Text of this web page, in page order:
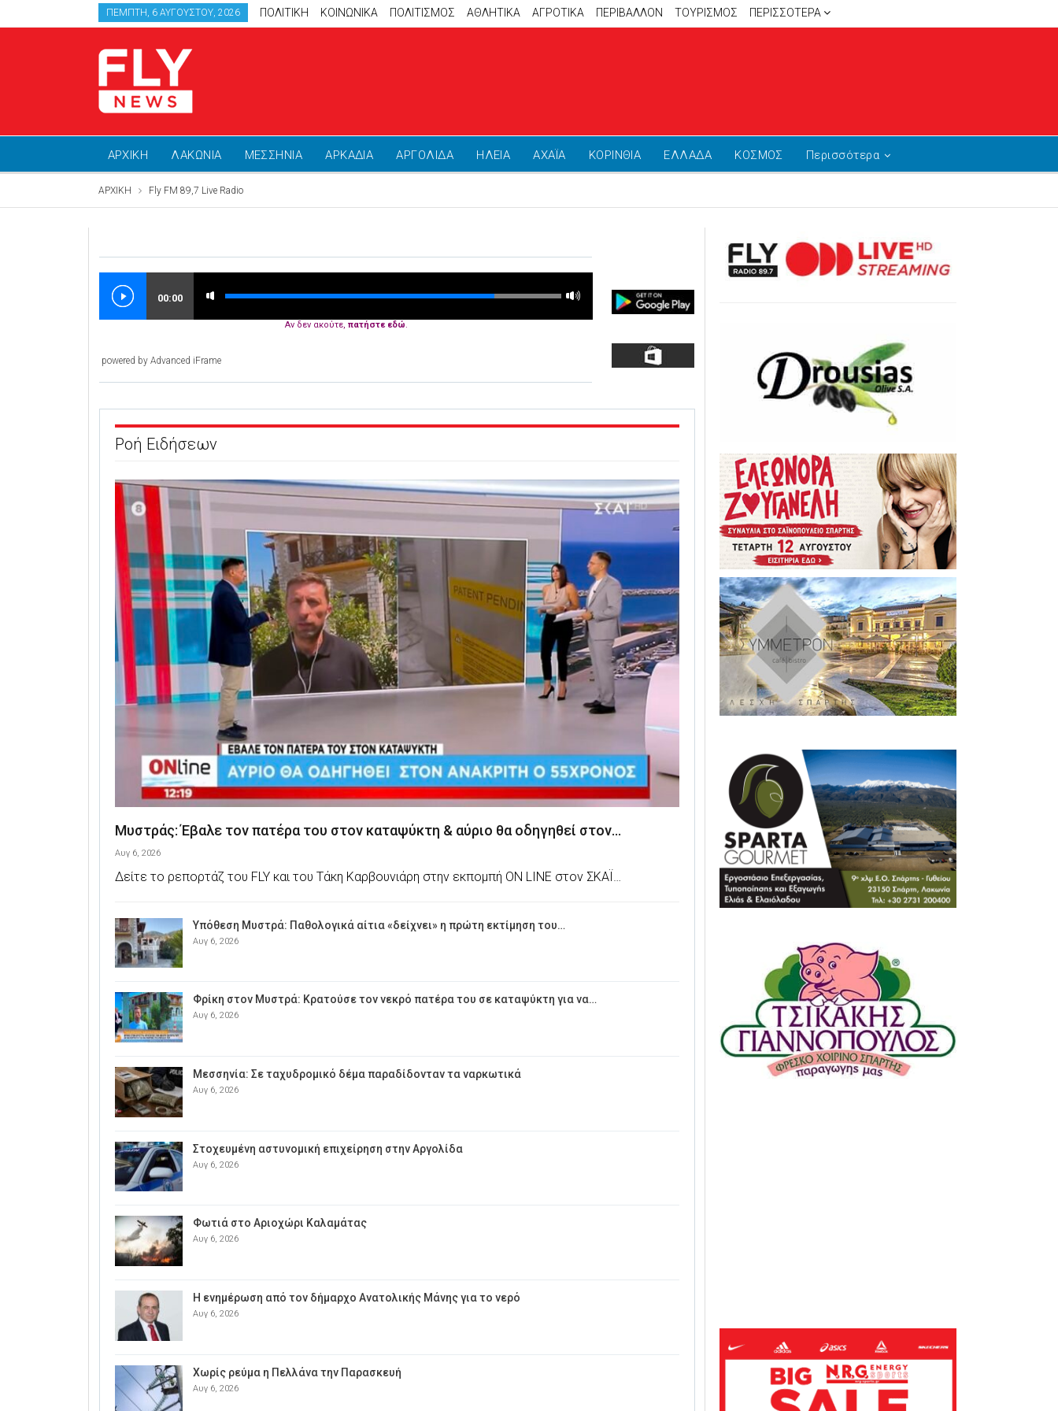
ΠΈΜΠΤΗ, 6 ΑΥΓΟΎΣΤΟΥ, 2026 ΠΟΛΙΤΙΚΗ ΚΟΙΝΩΝΙΚΑ ΠΟΛΙΤΙΣΜΟΣ ΑΘΛΗΤΙΚΆ ΑΓΡΟΤΙΚΑ ΠΕΡΙΒΑΛΛΟΝ ΤΟΥΡΙΣΜΟΣ ΠΕΡΙΣΣΌΤΕΡΑ
ΑΡΧΙΚΗ ΛΑΚΩΝΙΑ ΜΕΣΣΗΝΙΑ ΑΡΚΑΔΙΑ ΑΡΓΟΛΙΔΑ ΗΛΕΙΑ ΑΧΑΪΑ ΚΟΡΙΝΘΙΑ ΕΛΛΑΔΑ ΚΟΣΜΟΣ Περισσότερα
ΑΡΧΙΚΗ Fly FM 89,7 Live Radio
powered by Advanced iFrame
Ροή Ειδήσεων
Μυστράς: Έβαλε τον πατέρα του στον καταψύκτη & αύριο θα οδηγηθεί στον…
Αυγ 6, 2026
Δείτε το ρεπορτάζ του FLY και του Τάκη Καρβουνιάρη στην εκπομπή ON LINE στον ΣΚΑΪ…
Υπόθεση Μυστρά: Παθολογικά αίτια «δείχνει» η πρώτη εκτίμηση του…
Αυγ 6, 2026
Φρίκη στον Μυστρά: Κρατούσε τον νεκρό πατέρα του σε καταψύκτη για να…
Αυγ 6, 2026
Μεσσηνία: Σε ταχυδρομικό δέμα παραδίδονταν τα ναρκωτικά
Αυγ 6, 2026
Στοχευμένη αστυνομική επιχείρηση στην Αργολίδα
Αυγ 6, 2026
Φωτιά στο Αριοχώρι Καλαμάτας
Αυγ 6, 2026
Η ενημέρωση από τον δήμαρχο Ανατολικής Μάνης για το νερό
Αυγ 6, 2026
Χωρίς ρεύμα η Πελλάνα την Παρασκευή
Αυγ 6, 2026